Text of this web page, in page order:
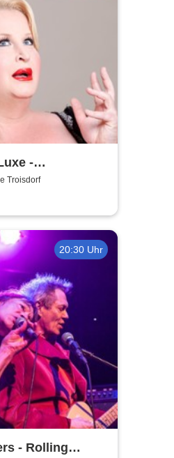
-
Troisdorf
20:30 Uhr
- Rolling